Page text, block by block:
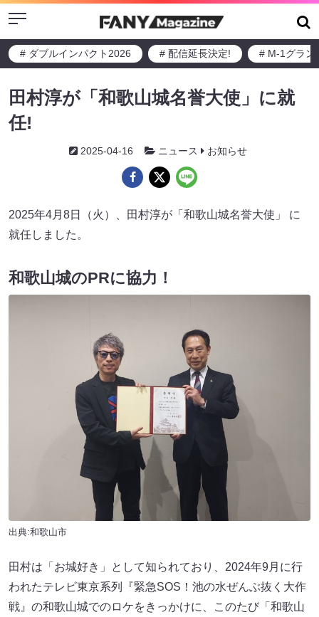
Menu
# ダブルインパクト2026 # 配信延長決定! # M-1グラン
田村淳が「和歌山城名誉大使」に就
任!
2025-04-16 ニュース お知らせ
2025年4月8日（火）、田村淳が「和歌山城名誉大使」 に
就任しました。
和歌山城のPRに協力！
出典:和歌山市
田村は「お城好き」として知られており、2024年9月に行
われたテレビ東京系列『緊急SOS！池の水ぜんぶ抜く大作
戦』の和歌山城でのロケをきっかけに、このたび「和歌山